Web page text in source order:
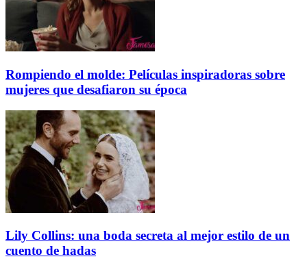
Rompiendo el molde: Películas inspiradoras sobre
mujeres que desafiaron su época
Lily Collins: una boda secreta al mejor estilo de un
cuento de hadas